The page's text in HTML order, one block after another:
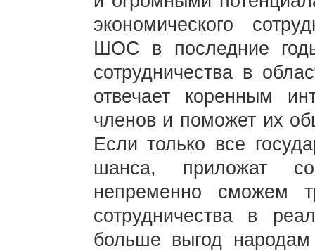
экономического
ШОС в последние
сотрудничества в
отвечает коренным
членов и поможет их
Если только все
шанса, приложат
непременно сможем
сотрудничества в
больше выгод